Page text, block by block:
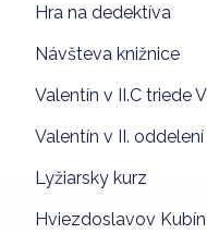
Hra na dedektíva
Návšteva knižnice
Valentín v II.C triede
Valentín v II. oddelení
Lyžiarsky kurz
Hviezdoslavov